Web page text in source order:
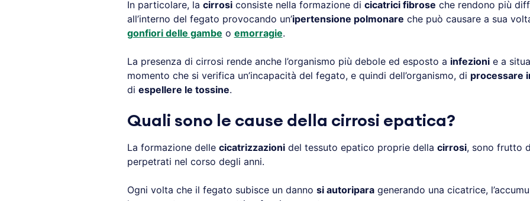
In particolare, la cirrosiconsiste nella formazione di cicatrici fibrose che rendono più
all’interno del fegato provocando un’ipertensione polmonare che può causare a sua
gonfiori delle gambe o emorragie.
La presenza di cirrosi rende anche l’organismo più debole ed esposto a infezionie a
momento che si verifica un’incapacità del fegato, e quindi dell’organismo, di processare
di espellere le tossine.
Quali sono le cause della cirrosi epatica?
La formazione delle cicatrizzazionidel tessuto epatico proprie della cirrosi, sono frutto
perpetrati nel corso degli anni.
Ogni volta che il fegato subisce un danno si autoriparagenerando una cicatrice,